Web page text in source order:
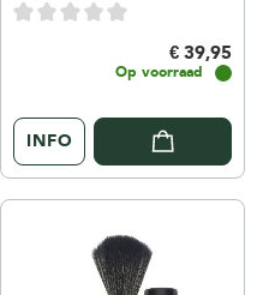
€ 39,95
Op voorraad
INFO